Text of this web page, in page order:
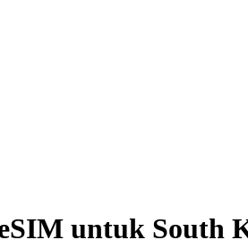
untuk South